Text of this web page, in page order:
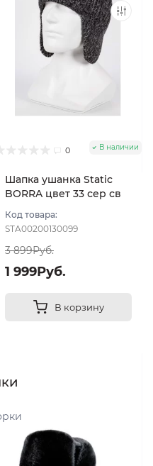
0 В наличии
Шапка ушанка Static
BORRA цвет 33 сер св
Код товара:
STA00200130099
3 899Руб.
1 999Руб.
В корзину